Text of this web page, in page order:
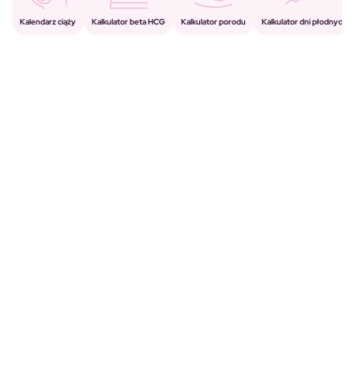
Kalendarz ciąży Kalkulator beta HCG Kalkulator porodu Kalkulator dni płodnych